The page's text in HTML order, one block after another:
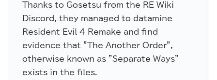
Thanks to Gosetsu from the RE Wiki
Discord, they managed to datamine
Resident Evil 4 Remake and find
evidence that "The Another Order",
otherwise known as "Separate Ways"
exists in the files.